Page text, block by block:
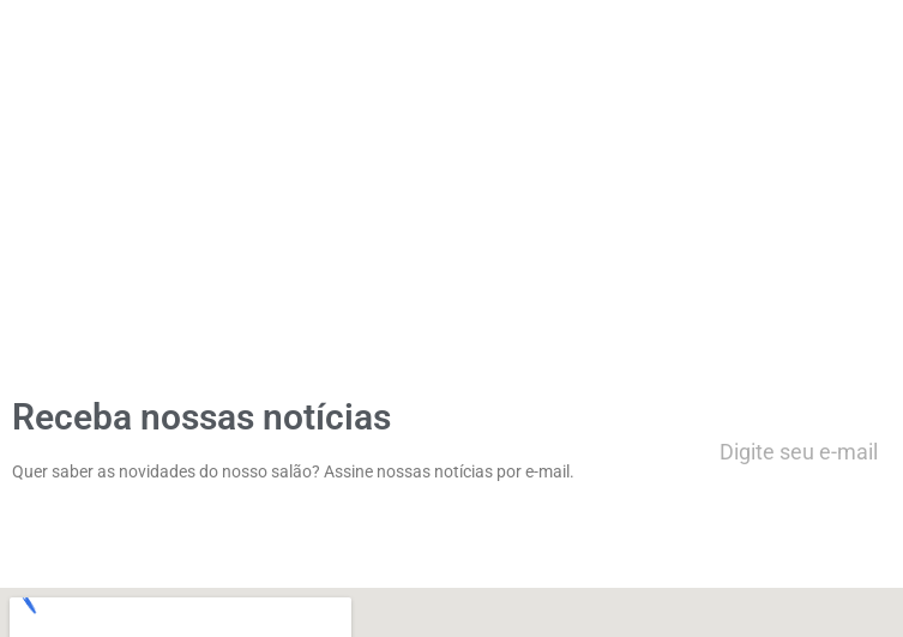
Receba nossas notícias
Quer saber as novidades do nosso salão? Assine nossas notícias por e-mail.